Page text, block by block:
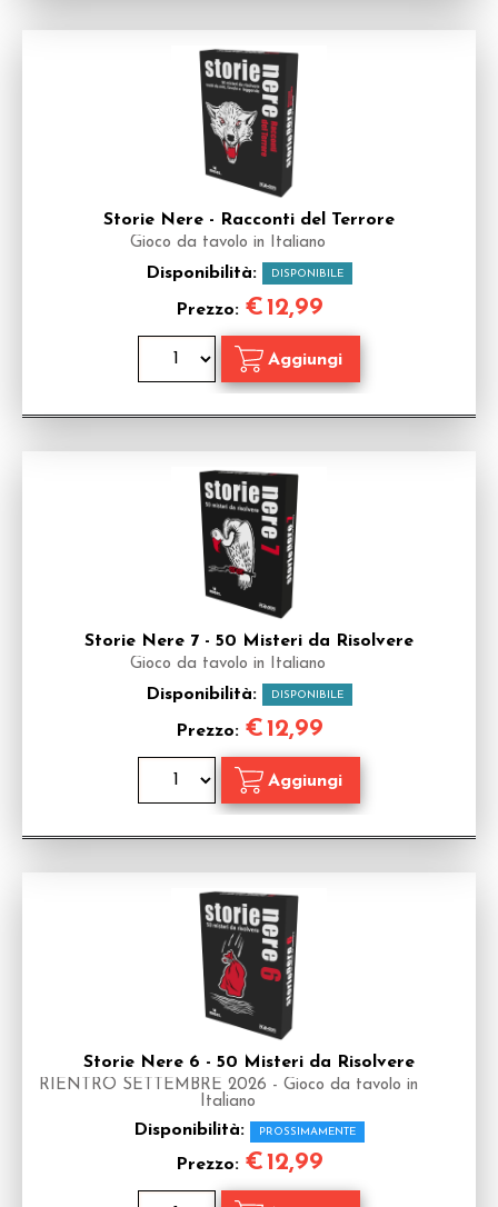
Storie Nere - Racconti del Terrore
Gioco da tavolo in Italiano
Disponibilità: DISPONIBILE
Prezzo: €12,99
Storie Nere 7 - 50 Misteri da Risolvere
Gioco da tavolo in Italiano
Disponibilità: DISPONIBILE
Prezzo: €12,99
Storie Nere 6 - 50 Misteri da Risolvere
RIENTRO SETTEMBRE 2026 - Gioco da tavolo in
Italiano
Disponibilità: PROSSIMAMENTE
Prezzo: €12,99